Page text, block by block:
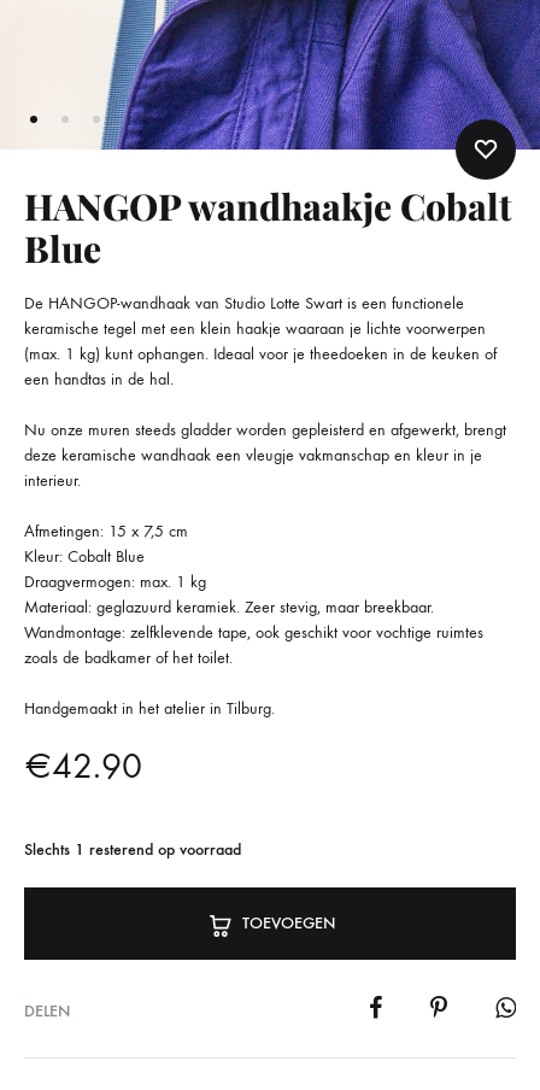
HANGOP wandhaakje Cobalt
Blue
De HANGOP-wandhaak van Studio Lotte Swart is een functionele
keramische tegel met een klein haakje waaraan je lichte voorwerpen
(max. 1 kg) kunt ophangen. Ideaal voor je theedoeken in de keuken of
een handtas in de hal.
Nu onze muren steeds gladder worden gepleisterd en afgewerkt, brengt
deze keramische wandhaak een vleugje vakmanschap en kleur in je
interieur.
Afmetingen: 15 x 7,5 cm
Kleur: Cobalt Blue
Draagvermogen: max. 1 kg
Materiaal: geglazuurd keramiek. Zeer stevig, maar breekbaar.
Wandmontage: zelfklevende tape, ook geschikt voor vochtige ruimtes
zoals de badkamer of het toilet.
Handgemaakt in het atelier in Tilburg.
€42.90
Slechts 1 resterend op voorraad
TOEVOEGEN
DELEN